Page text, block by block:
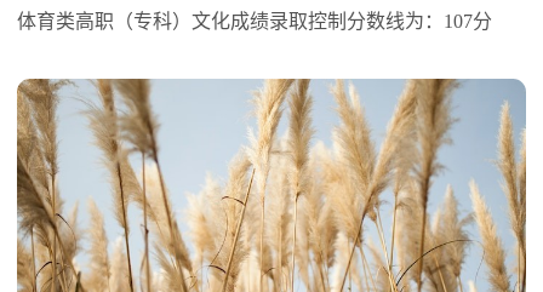
体育类高职（专科）文化成绩录取控制分数线为：107分